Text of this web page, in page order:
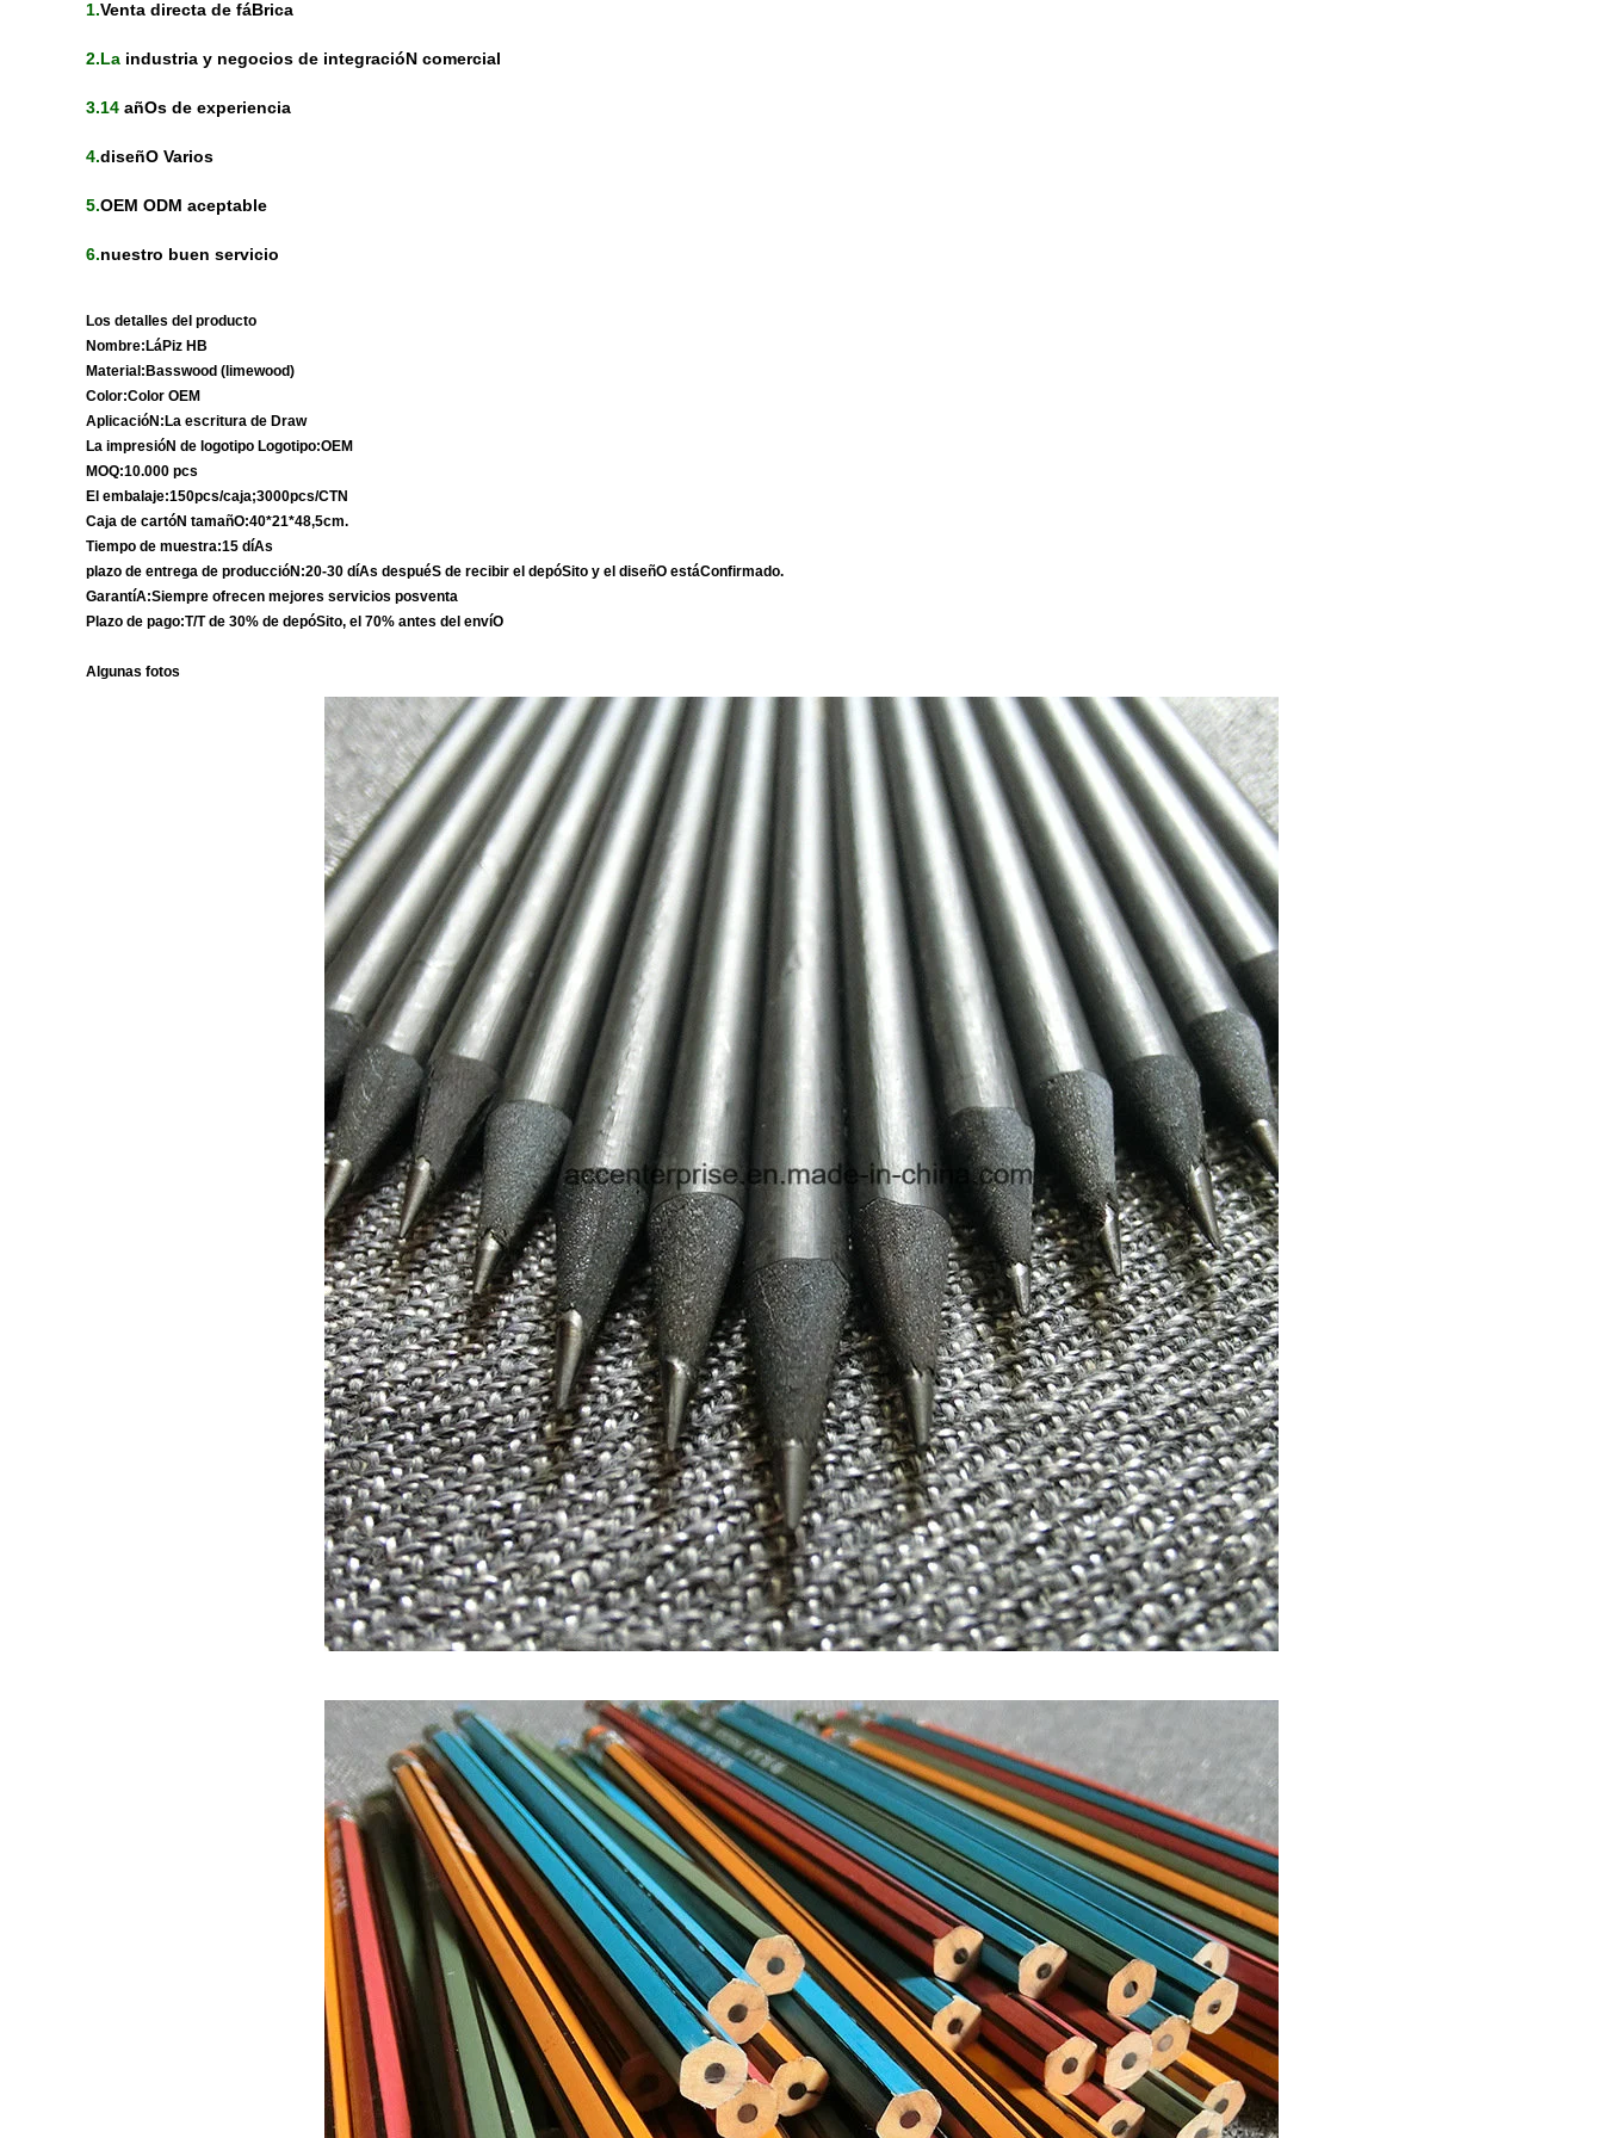
1.Venta directa de fáBrica
2.La industria y negocios de integracióN comercial
3.14 añOs de experiencia
4.diseñO Varios
5.OEM ODM aceptable
6.nuestro buen servicio
Los detalles del producto
Nombre:LáPiz HB
Material:Basswood (limewood)
Color:Color OEM
AplicacióN:La escritura de Draw
La impresióN de logotipo Logotipo:OEM
MOQ:10.000 pcs
El embalaje:150pcs/caja;3000pcs/CTN
Caja de cartóN tamañO:40*21*48,5cm.
Tiempo de muestra:15 díAs
plazo de entrega de produccióN:20-30 díAs despuéS de recibir el depóSito y el diseñO estáConfirmado.
GarantíA:Siempre ofrecen mejores servicios posventa
Plazo de pago:T/T de 30% de depóSito, el 70% antes del envíO
Algunas fotos